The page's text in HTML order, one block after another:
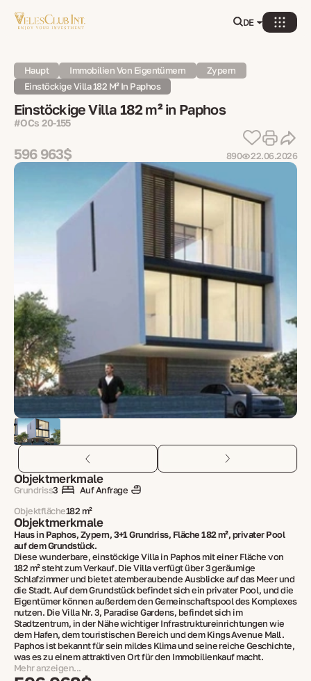
DE
Haupt Immobilien Von Eigentümern
Zypern
Einstöckige Villa 182 M² In Paphos
Einstöckige Villa 182 m² in Paphos
#OCs 20-155
596 963$ 890 22.06.2026
Objektmerkmale
Grundriss3
Auf Anfrage
Objektfläche182 m²
Objektmerkmale
Haus in Paphos, Zypern, 3+1 Grundriss, Fläche 182 m², privater Pool
auf dem Grundstück.
Diese wunderbare, einstöckige Villa in Paphos mit einer Fläche von
182 m² steht zum Verkauf. Die Villa verfügt über 3 geräumige
Schlafzimmer und bietet atemberaubende Ausblicke auf das Meer und
die Stadt. Auf dem Grundstück befindet sich ein privater Pool, und die
Eigentümer können außerdem den Gemeinschaftspool des Komplexes
nutzen. Die Villa Nr. 3, Paradise Gardens, befindet sich im
Stadtzentrum, in der Nähe wichtiger Infrastruktureinrichtungen wie
dem Hafen, dem touristischen Bereich und dem Kings Avenue Mall.
Paphos ist bekannt für sein mildes Klima und seine reiche Geschichte,
was es zu einem attraktiven Ort für den Immobilienkauf macht.
Mehr anzeigen...